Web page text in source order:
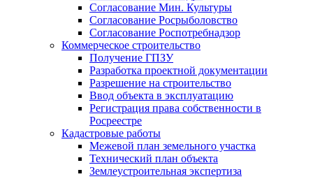
Согласование Мин. Культуры
Согласование Росрыболовство
Согласование Роспотребнадзор
Коммерческое строительство
Получение ГПЗУ
Разработка проектной документации
Разрешение на строительство
Ввод объекта в эксплуатацию
Регистрация права собственности в
Росреестре
Кадастровые работы
Межевой план земельного участка
Технический план объекта
Землеустроительная экспертиза